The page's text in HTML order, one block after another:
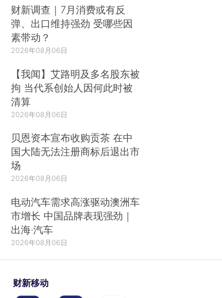
财新调查｜7月消费或有反
弹、出口维持强劲 受哪些因
素带动？
2026年08月06日
【我闻】艾路明及多名股东被
拘 当代系创始人因何此时被
清算
2026年08月06日
贝恩资本宣布收购贡茶 在中
国大陆无法注册商标后退出市
场
2026年08月06日
电动汽车需求高涨驱动澳洲车
市增长 中国品牌表现强劲｜
出海·汽车
2026年08月06日
财新移动